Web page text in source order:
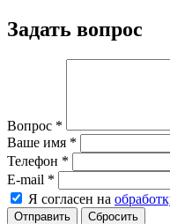
Задать вопрос
Вопрос *
Ваше имя *
Телефон *
E-mail *
Я согласен на
Сбросить